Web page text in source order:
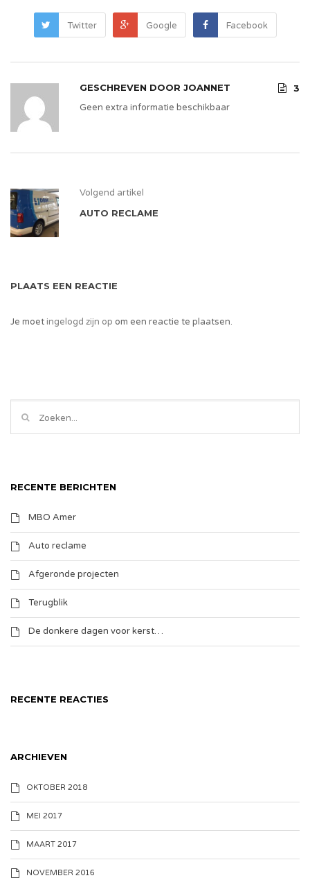
Twitter Google Facebook
GESCHREVEN DOOR JOANNET
3
Geen extra informatie beschikbaar
Volgend artikel
AUTO RECLAME
PLAATS EEN REACTIE
Je moetingelogd zijn op om een reactie te plaatsen.
RECENTE BERICHTEN
MBO Amer
Auto reclame
Afgeronde projecten
Terugblik
De donkere dagen voor kerst…
RECENTE REACTIES
ARCHIEVEN
OKTOBER 2018
MEI 2017
MAART 2017
NOVEMBER 2016